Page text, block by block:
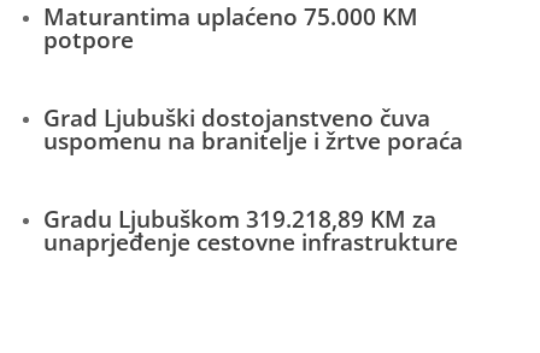
Maturantima uplaćeno 75.000 KM
potpore
Grad Ljubuški dostojanstveno čuva
uspomenu na branitelje i žrtve poraća
Gradu Ljubuškom 319.218,89 KM za
unaprjeđenje cestovne infrastrukture